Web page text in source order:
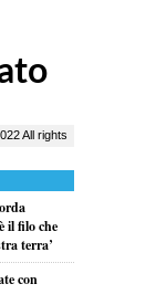
il filo che
terra’
con